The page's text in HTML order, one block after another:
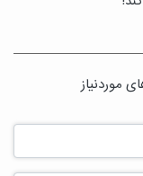
موردنیاز